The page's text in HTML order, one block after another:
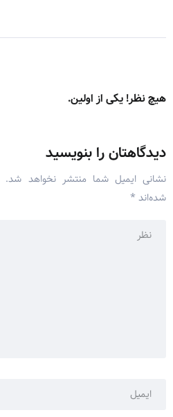
هیچ نظر! یکی از اولین.
دیدگاهتان را بنویسید
نشانی ایمیل شما منتشر نخواهد شد.
شده‌اند *